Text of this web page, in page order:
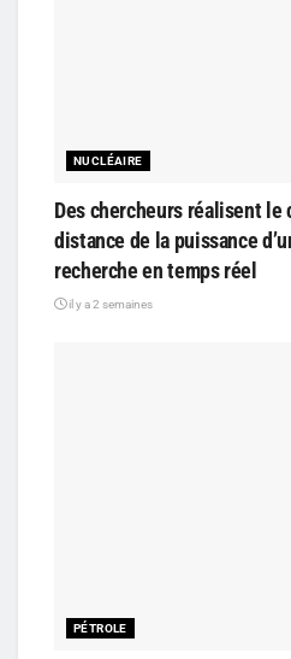
NUCLÉAIRE
Des chercheurs réalisent le
distance de la puissance
recherche en temps réel
il y a 2 semaines
PÉTROLE